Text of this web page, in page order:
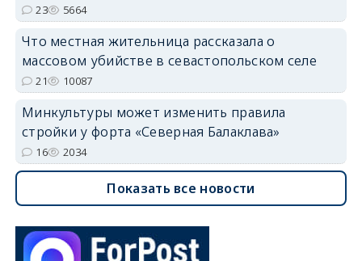
23 5664
Что местная жительница рассказала о
массовом убийстве в севастопольском селе
21 10087
Минкультуры может изменить правила
стройки у форта «Северная Балаклава»
16 2034
Показать все новости